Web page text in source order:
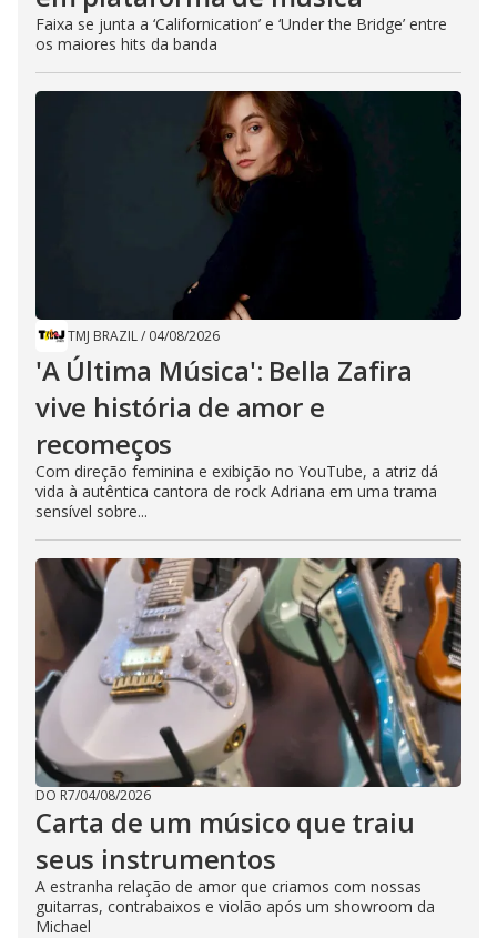
Faixa se junta a ‘Californication’ e ‘Under the Bridge’ entre
os maiores hits da banda
TMJ BRAZIL/ 04/08/2026
'A Última Música': Bella Zafira
vive história de amor e
recomeços
Com direção feminina e exibição no YouTube, a atriz dá
vida à autêntica cantora de rock Adriana em uma trama
sensível sobre...
DO R7/04/08/2026
Carta de um músico que traiu
seus instrumentos
A estranha relação de amor que criamos com nossas
guitarras, contrabaixos e violão após um showroom da
Michael